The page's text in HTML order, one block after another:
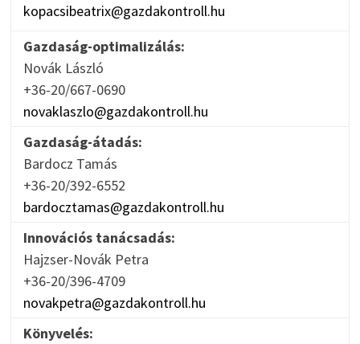
kopacsibeatrix@gazdakontroll.hu
Gazdaság-optimalizálás:
Novák László
+36-20/667-0690
novaklaszlo@gazdakontroll.hu
Gazdaság-átadás:
Bardocz Tamás
+36-20/392-6552
bardocztamas@gazdakontroll.hu
Innovációs tanácsadás:
Hajzser-Novák Petra
+36-20/396-4709
novakpetra@gazdakontroll.hu
Könyvelés: